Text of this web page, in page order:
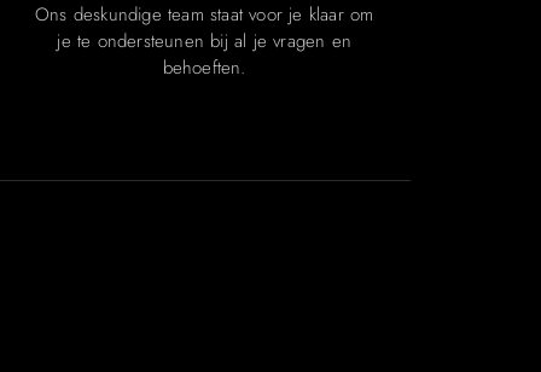
Ons deskundige team staat voor je klaar om
je te ondersteunen bij al je vragen en
behoeften.